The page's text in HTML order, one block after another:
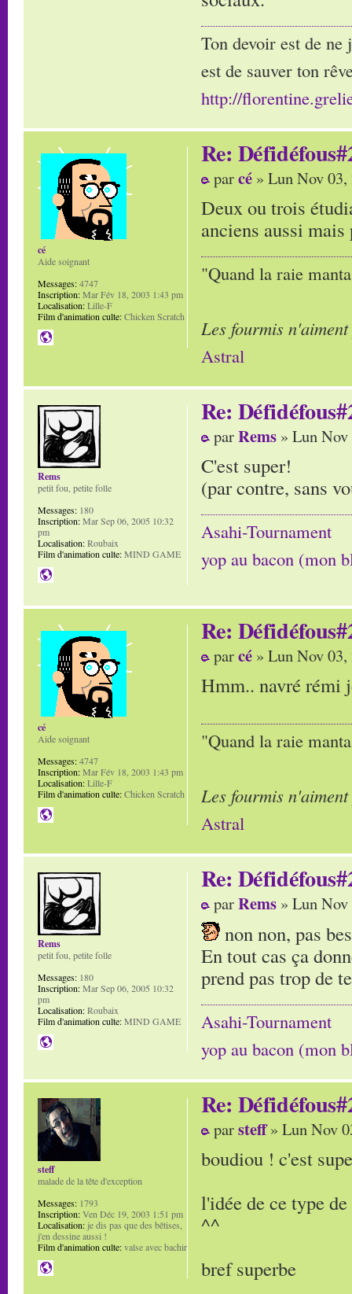
Ton devoir est de
est de sauver ton
http://
Re:
parcé » Lun Nov
Deux ou trois
anciens aussi mais
"Quand la raie
Les fourmis
Astral
cé
Aide soignant
Messages:4747
Inscription:Mar Fév 18, 2003 1:43 pm
Localisation:Lille-F
Film d'animation culte:Chicken Scratch
Re:
parRems » Lun
C'est super!
(par contre, sans
Asahi-Tournament
yop au bacon (mon
Rems
petit fou, petite folle
Messages: 180
Inscription:Mar Sep 06, 2005 10:32
pm
Localisation:Roubaix
Film d'animation culte:MIND GAME
Re:
parcé » Lun Nov
Hmm.. navré rémi
"Quand la raie
Les fourmis
Astral
cé
Aide soignant
Messages:4747
Inscription:Mar Fév 18, 2003 1:43 pm
Localisation:Lille-F
Film d'animation culte:Chicken Scratch
Re:
parRems » Lun
non non, pas
En tout cas ça
prend pas trop de
Asahi-Tournament
yop au bacon (mon
Rems
petit fou, petite folle
Messages: 180
Inscription:Mar Sep 06, 2005 10:32
pm
Localisation:Roubaix
Film d'animation culte:MIND GAME
Re:
parsteff» Lun Nov
boudiou ! c'est
l'idée de ce type
^^
bref superbe
steff
malade de la tête d'exception
Messages: 1793
Inscription:Ven Déc 19, 2003 1:51 pm
Localisation: je dis pas que des bêtises,
j'en dessine aussi !
Film d'animation culte:valse avec bachir